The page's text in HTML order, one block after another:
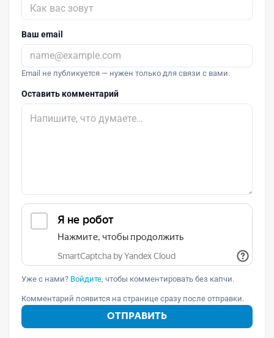
Ваш email
Email не публикуется — нужен только для связи с вами.
Оставить комментарий
Уже с нами? Войдите , чтобы комментировать без капчи.
Комментарий появится на странице сразу после отправки.
ОТПРАВИТЬ